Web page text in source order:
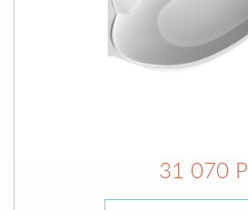
31 070 Р